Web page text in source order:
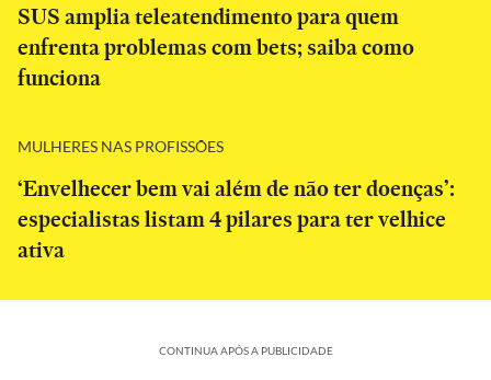
SUS amplia teleatendimento para quem
enfrenta problemas com bets; saiba como
funciona
MULHERES NAS PROFISSÕES
‘Envelhecer bem vai além de não ter doenças’:
especialistas listam 4 pilares para ter velhice
ativa
CONTINUA APÓS A PUBLICIDADE